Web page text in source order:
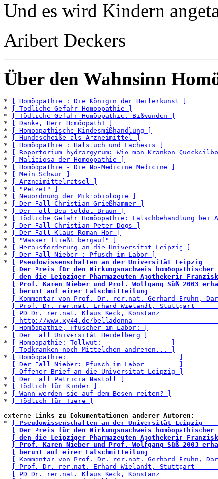
Und es wird Kindern
Aribert Deckers
Über den Wahnsinn
*
[ Homöopathie : Die Königin der Heilerkunst ]
*
[ Tödliche Gefahr Homöopathie ]
*
[ Tödliche Gefahr Homöopathie: Bißwunden ]
*
[ Danke, Herr Homöopath! ]
*
[ Homöopathische Kindesmißhandlung ]
*
[ Hundescheiße als Arzneimittel ]
*
[ Homöopathie : Halstuch und Lachesis ]
*
[ Repertorium hydrargyrum: Wie man Kranken
*
[ Maliciosa der Homöopathie ]
*
[ Homöopathie - Die No-Medicine Medicine ]
*
[ Mein Schwur ]
*
[ Arzneimittelrätsel ]
*
[ "Petze!" ]
*
[ Neuordnung der Mikrobiologie ]
*
[ Der Fall Christian Grießhammer ]
*
[ Der Fall Bea Soldat-Braun ]
*
[ Tödliche Gefahr Homöopathie: Falschbehandlung bei
*
[ Der Fall Christian Peter Dogs ]
*
[ Der Fall Klaus Roman Hör ]
*
[ "Wasser fließt bergauf" ]
*
[ Herausforderung an die Universität Leipzig ]
*
[ Der Fall Nieber : Pfusch im Labor ]
*
Pseudowissenschaften an der
Der Preis für den Wirkungsnachweis
den die Leipziger Pharmazeuten Apothekerin
Prof. Karen Nieber und Prof. Wolfgang Süß 2003
beruht auf einer
[ Kommentar von Prof. Dr. rer.nat. Gerhard Bruhn,
[ Prof. Dr. rer.nat. Erhard Wielandt, Stuttgart
[ PD Dr. rer.nat. Klaus Keck, Konstanz
[ http://www.xy44.de/belladonna
*
[ Homöopathie, Pfuscher im Labor: ]
[ Der Fall Universität Heidelberg ]
*
[ Homöopathie: Tollwut:                  ]
[ Todkranken noch Mittelchen andrehen... ]
*
[ Homöopathie:                             ]
[ Der Fall Nieber: Pfusch im Labor         ]
[ Offener Brief an die Universität Leipzig ]
*
[ Der Fall Patricia Nastoll ]
*
[ Tödlich für Kinder ]
*
[ Wann werden sie auf dem Besen reiten? ]
*
[ Tödlich für Tiere ]
externe Links zu Dokumentationen anderer Autoren:
*
Pseudowissenschaften an der
Der Preis für den Wirkungsnachweis
den die Leipziger Pharmazeuten Apothekerin
Prof. Karen Nieber und Prof. Wolfgang Süß 2003
beruht auf einer
[ Kommentar von Prof. Dr. rer.nat. Gerhard Bruhn,
[ Prof. Dr. rer.nat. Erhard Wielandt, Stuttgart
[ PD Dr. rer.nat. Klaus Keck, Konstanz